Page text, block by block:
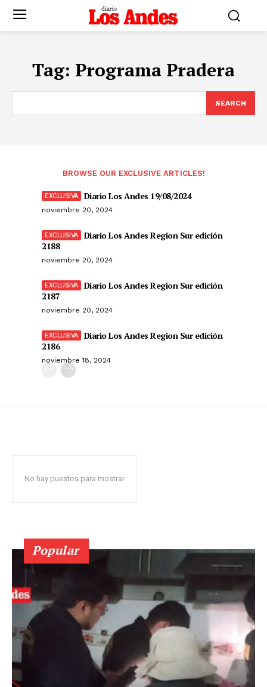
Tag: Programa Pradera
SEARCH
BROWSE OUR EXCLUSIVE ARTICLES!
Diario Los Andes 19/08/2024
noviembre 20, 2024
Diario Los Andes Region Sur edición
2188
noviembre 20, 2024
Diario Los Andes Region Sur edición
2187
noviembre 20, 2024
Diario Los Andes Region Sur edición
2186
noviembre 18, 2024
No hay puestos para mostrar
Popular